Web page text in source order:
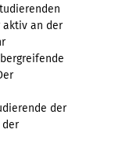
aktiv an der
der
der